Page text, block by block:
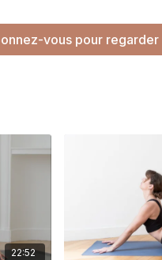
vous pour regarder
22:52